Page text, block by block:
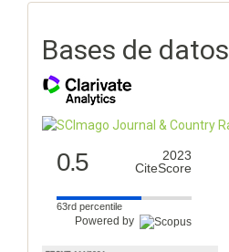
Bases de datos
0.5
2023
CiteScore
63rd percentile
Powered by